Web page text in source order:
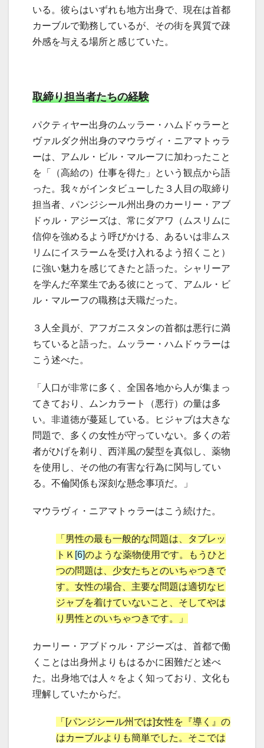
いる。彼らはいずれも地方出身で、現在は首都
カーブルで勤務しているが、その街を異質で疎
外感を与える場所と感じていた。
取締り担当者たちの経験
パクティヤー出身のムッラー・ハムドゥラーと
ヴァルダク州出身のマウラヴィ・ニアマトゥラ
ーは、アムル・ビル・マルーフに加わったこと
を「（高給の）仕事を得た」という観点から語
った。我々がインタビューした３人目の取締り
担当者、パンジシール州出身のカーリー・アブ
ドゥル・アジーズは、常にダアワ（ムスリムに
信仰を強めるよう呼びかける、あるいは非ムス
リムにイスラームを受け入れるよう招くこと）
に強い魅力を感じてきたと語った。シャリーア
を学んだ卒業生である彼にとって、アムル・ビ
ル・マルーフの職務は天職だった。
３人全員が、アフガニスタンの首都は悪行に満
ちていると語った。ムッラー・ハムドゥラーは
こう述べた。
「人口が非常に多く、全国各地から人が集まっ
てきており、ムンカラート（悪行）の量は多
い。非道徳が蔓延している。ヒジャブは大きな
問題で、多くの女性が守っていない。多くの若
者がひげを剃り、西洋風の髪型を真似し、薬物
を使用し、その他の有害な行為に関与してい
る。不倫関係も深刻な懸念事項だ。」
マウラヴィ・ニアマトゥラーはこう続けた。
「男性の最も一般的な問題は、タブレッ
トＫ [6]のような薬物使用です。もうひと
つの問題は、少女たちとのいちゃつきで
す。女性の場合、主要な問題は適切なヒ
ジャブを着けていないこと、そしてやは
り男性とのいちゃつきです。」
カーリー・アブドゥル・アジーズは、首都で働
くことは出身州よりもはるかに困難だと述べ
た。出身地では人々をよく知っており、文化も
理解していたからだ。
「[パンジシール州では]女性を『導く』の
はカーブルよりも簡単でした。そこでは